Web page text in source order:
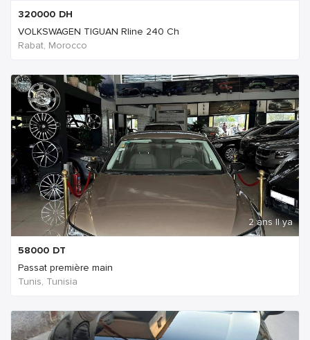
320000 DH
VOLKSWAGEN TIGUAN Rline 240 Ch
Rabat, Morocco
2 ans Il ya
58000 DT
Passat première main
Tunis, Tunisia